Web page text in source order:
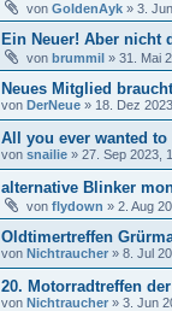
von GoldenAyk » 3.
Ein Neuer! Aber nicht
von brummil » 31. Mai
Neues Mitglied
von DerNeue » 18. Dez
All you ever wanted
von snailie » 27. Sep 2023,
alternative Blinker
von flydown » 2. Aug
Oldtimertreffen
von Nichtraucher » 8. Jul
20. Motorradtreffen
von Nichtraucher » 3. Jun